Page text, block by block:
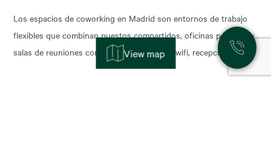
View map
Los espacios de coworking en Madrid son entornos de trabajo
flexibles que combinan puestos compartidos, oficinas privadas y
salas de reuniones con servicios incluidos (wifi, recepción,
limpieza y soporte), y permiten escalar o reducir superficie con